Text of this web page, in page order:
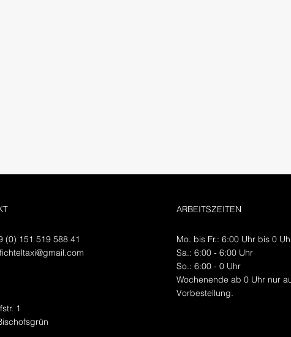
(0) 151 519 588 41
fichteltaxi@gmail.com
1
ARBEITSZEITEN
Mo. bis Fr.: 6:00 Uhr bis 0
​Sa​.: 6:00 - 6:00 Uhr
​So.: 6:00 - 0 Uhr
Wochenende ab 0 Uhr nur
Vorbestellung.